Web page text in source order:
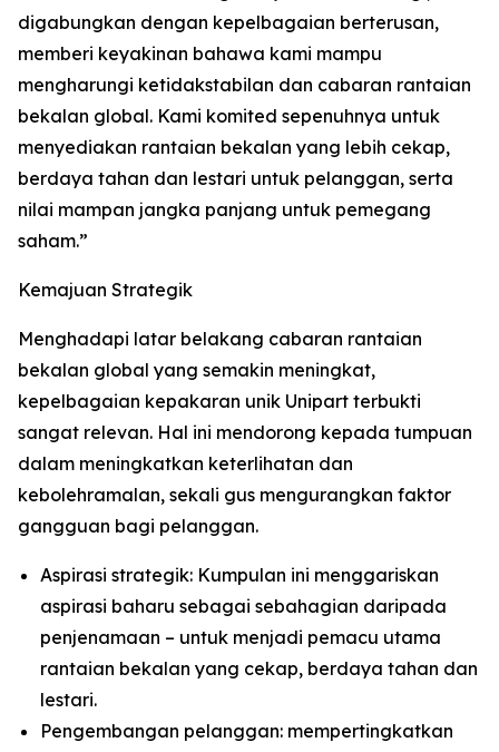
digabungkan dengan kepelbagaian berterusan,
memberi keyakinan bahawa kami mampu
mengharungi ketidakstabilan dan cabaran rantaian
bekalan global. Kami komited sepenuhnya untuk
menyediakan rantaian bekalan yang lebih cekap,
berdaya tahan dan lestari untuk pelanggan, serta
nilai mampan jangka panjang untuk pemegang
saham.”
Kemajuan Strategik
Menghadapi latar belakang cabaran rantaian
bekalan global yang semakin meningkat,
kepelbagaian kepakaran unik Unipart terbukti
sangat relevan. Hal ini mendorong kepada tumpuan
dalam meningkatkan keterlihatan dan
kebolehramalan, sekali gus mengurangkan faktor
gangguan bagi pelanggan.
Aspirasi strategik: Kumpulan ini menggariskan
aspirasi baharu sebagai sebahagian daripada
penjenamaan – untuk menjadi pemacu utama
rantaian bekalan yang cekap, berdaya tahan dan
lestari.
Pengembangan pelanggan: mempertingkatkan